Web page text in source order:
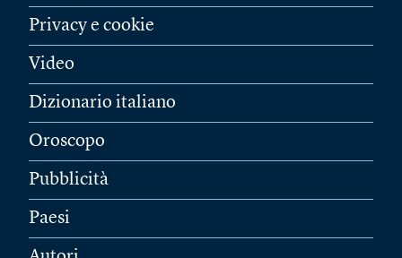
Privacy e cookie
Video
Dizionario italiano
Oroscopo
Pubblicità
Paesi